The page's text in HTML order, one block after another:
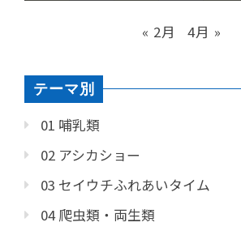
« 2月 4月 »
テーマ別
01 哺乳類
02 アシカショー
03 セイウチふれあいタイム
04 爬虫類・両生類